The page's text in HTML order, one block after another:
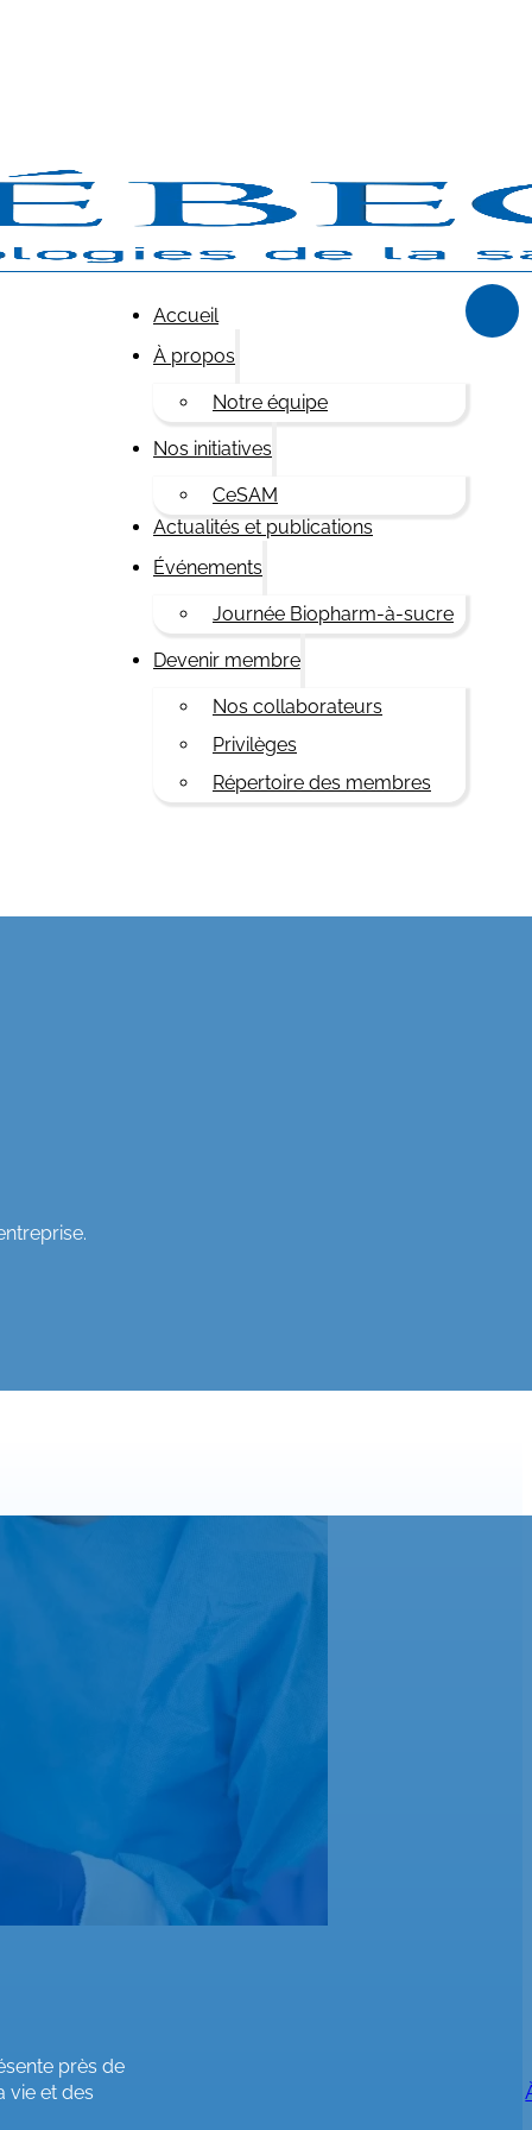
Accueil
À propos
Notre équipe
Nos initiatives
CeSAM
Actualités et publications
Événements
Journée Biopharm-à-sucre
Devenir membre
Nos collaborateurs
Privilèges
Répertoire des membres
près de
vie et des